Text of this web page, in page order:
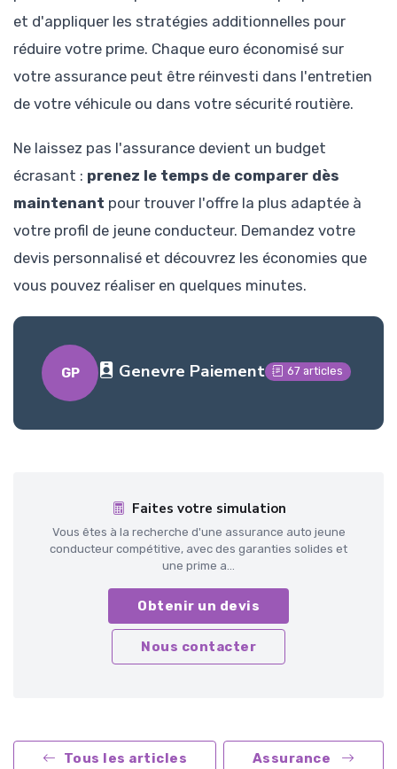
et d'appliquer les stratégies additionnelles pour
réduire votre prime. Chaque euro économisé sur
votre assurance peut être réinvesti dans l'entretien
de votre véhicule ou dans votre sécurité routière.
Ne laissez pas l'assurance devient un budget
écrasant : prenez le temps de comparer dès
maintenant pour trouver l'offre la plus adaptée à
votre profil de jeune conducteur. Demandez votre
devis personnalisé et découvrez les économies que
vous pouvez réaliser en quelques minutes.
GP Genevre Paiement 67 articles
Faites votre simulation
Vous êtes à la recherche d'une assurance auto jeune
conducteur compétitive, avec des garanties solides et
une prime a...
Obtenir un devis
Nous contacter
Tous les articles Assurance